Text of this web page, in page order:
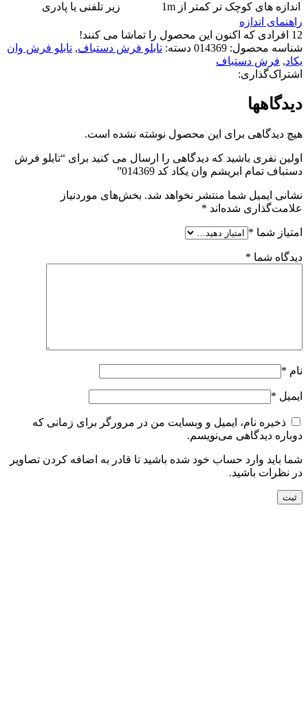
اندازه های کوچک تر کمتر از 1m
زیر تلفنی یا پادری
راهنمای اندازه
12 افرادی که اکنون این محصول را تماشا می کنند!
شناسه محصول: 014369 دسته: تابلو فرش دستباف, تابلو فرش وان
یکاد, فرش دستباف
اشتراک‌گذاری:
دیدگاهها
هیچ دیدگاهی برای این محصول نوشته نشده است.
اولین نفری باشید که دیدگاهی را ارسال می کنید برای “تابلو فرش
دستباف تمام ابریشم وان یکاد کد 014369”
نشانی ایمیل شما منتشر نخواهد شد. بخش‌های موردنیاز
علامت‌گذاری شده‌اند *
امتیاز شما *
دیدگاه شما *
نام *
ایمیل *
ذخیره نام، ایمیل و وبسایت من در مرورگر برای زمانی که
دوباره دیدگاهی می‌نویسم.
شما باید وارد حساب خود شده باشید تا قادر به اضافه کردن تصاویر
در نظرات باشید.